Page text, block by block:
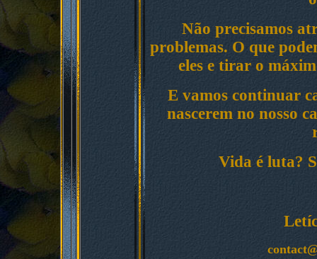
Não precisamos
problemas. O que
eles e tirar o
E vamos continuar
nascerem no nosso
Vida é luta?